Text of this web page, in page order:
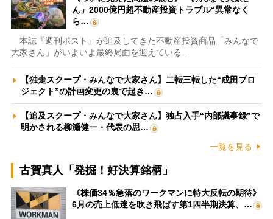
ん」2000億円超不動産投資トラブル“異常なく
ら…
本誌『週刊ポスト』が追及してきた不動産投資商品「みんなで
大家さん」がいよいよ最終局面を迎えている…
【独走スクープ・みんなで大家さん】二転三転した“成田プロ
ジェクト”の計画変更の裏で起き…
【追及スクープ・みんなで大家さん】独占入手“内部議事録”で
明かされる柳瀬健一・代表の思…
一覧を見る
古賀真人「発掘！好決算銘柄」
《株価34％急落のワークマンに特大反転の期待》
6月の売上低迷を吹き飛ばす第1四半期決算、…